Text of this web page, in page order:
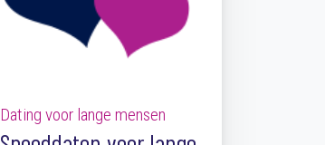
Dating voor lange mensen